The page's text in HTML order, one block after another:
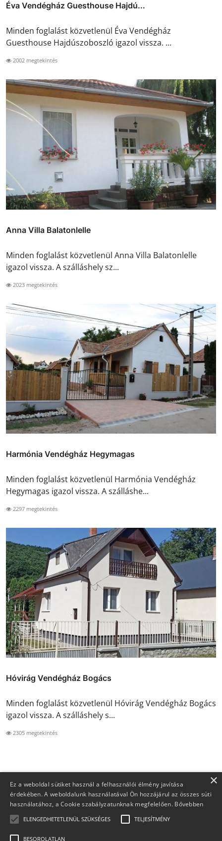
Éva Vendégház Guesthouse Hajdú...
Minden foglalást közvetlenül Éva Vendégház
Guesthouse Hajdúszoboszló igazol vissza. ...
2002 megtekintés
Anna Villa Balatonlelle
Minden foglalást közvetlenül Anna Villa Balatonlelle
igazol vissza. A szálláshely sz...
2023 megtekintés
Harmónia Vendégház Hegymagas
Minden foglalást közvetlenül Harmónia Vendégház
Hegymagas igazol vissza. A szálláshe...
2297 megtekintés
Hóvirág Vendégház Bogács
Minden foglalást közvetlenül Hóvirág Vendégház Bogács
igazol vissza. A szálláshely s...
2305 megtekintés
×
Ez a weboldal sütiket használ a felhasználói élmény javítása
érdekében. A weboldalunk használatával Ön hozzájárul az összes süti
használatához, a Cookie szabályzatunknak megfelelően. Bővebben
ELENGEDHETETLENÜL SZÜKSÉGES TELJESÍTMÉNY
BESOROLATLAN